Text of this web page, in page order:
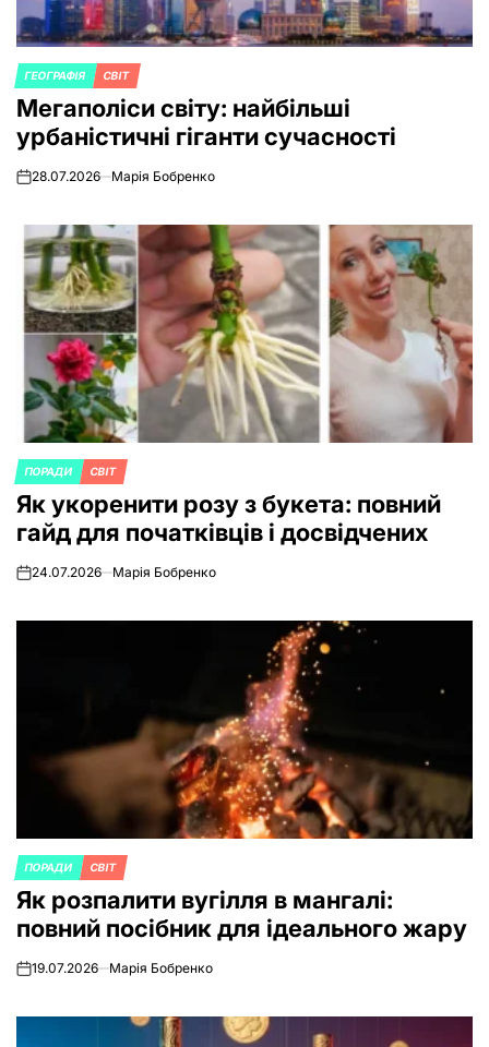
POSTED
IN
ГЕОГРАФІЯ СВІТ
Мегаполіси світу: найбільші
урбаністичні гіганти сучасності
on28.07.2026 Марія Бобренко
POSTED
IN
ПОРАДИ СВІТ
Як укоренити розу з букета: повний
гайд для початківців і досвідчених
on24.07.2026 Марія Бобренко
POSTED
IN
ПОРАДИ СВІТ
Як розпалити вугілля в мангалі:
повний посібник для ідеального жару
on19.07.2026 Марія Бобренко